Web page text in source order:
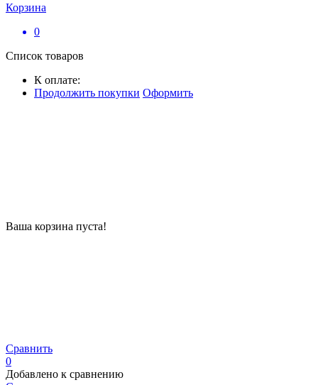
Корзина
0
Список товаров
К оплате:
Продолжить покупки Оформить
Ваша корзина пуста!
Сравнить
0
Добавлено к сравнению